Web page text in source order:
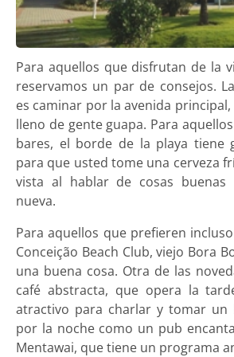
Para aquellos que disfrutan de la
reservamos un par de consejos.
es caminar por la avenida
lleno de gente guapa. Para
bares, el borde de la playa tiene
para que usted tome una cerveza
vista al hablar de cosas buenas
nueva.
Para aquellos que prefieren
Conceição Beach Club, viejo Bora
una buena cosa. Otra de las
café abstracta, que opera la
atractivo para charlar y tomar un
por la noche como un pub
Mentawai, que tiene un programa